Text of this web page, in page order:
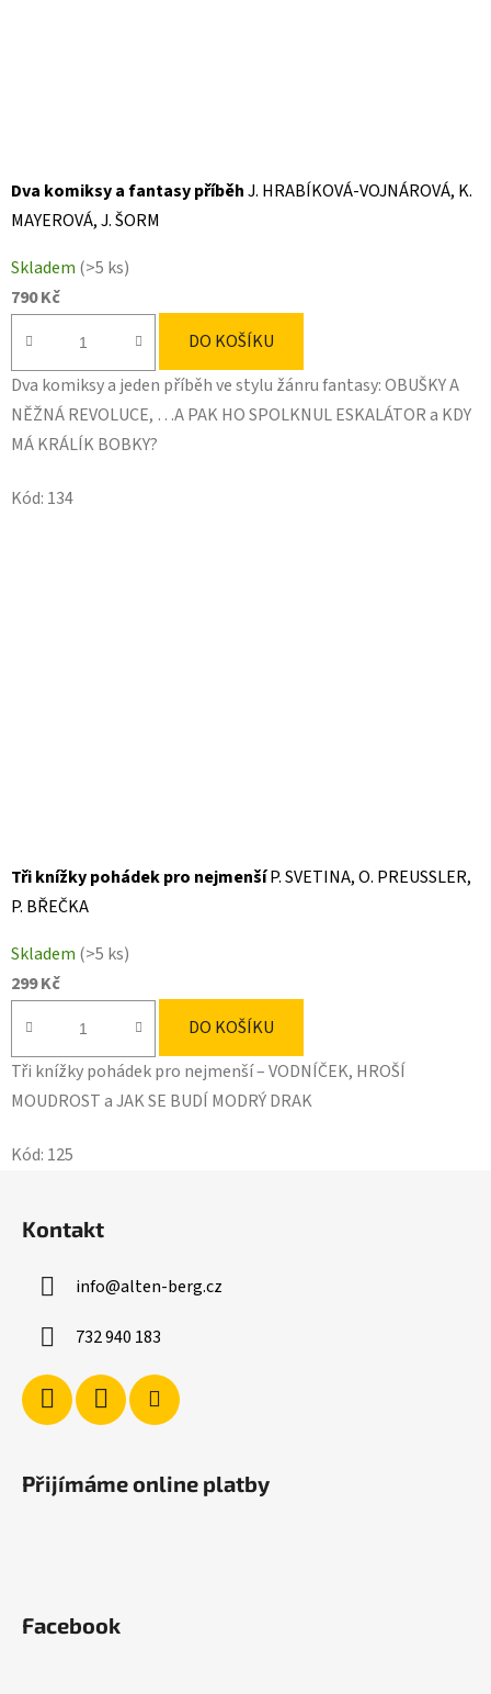
Dva komiksy a fantasy příběhJ. HRABÍKOVÁ-VOJNÁROVÁ, K.
MAYEROVÁ, J. ŠORM
Skladem (>5 ks)
790 Kč
DO KOŠÍKU
Dva komiksy a jeden příběh ve stylu žánru fantasy: OBUŠKY A
NĚŽNÁ REVOLUCE, …A PAK HO SPOLKNUL ESKALÁTOR a KDY
MÁ KRÁLÍK BOBKY?
Kód: 134
Tři knížky pohádek pro nejmenšíP. SVETINA, O. PREUSSLER,
P. BŘEČKA
Skladem (>5 ks)
299 Kč
DO KOŠÍKU
Tři knížky pohádek pro nejmenší – VODNÍČEK, HROŠÍ
MOUDROST a JAK SE BUDÍ MODRÝ DRAK
Kód: 125
Kontakt
info@alten-berg.cz
732 940 183
Přijímáme online platby
Facebook